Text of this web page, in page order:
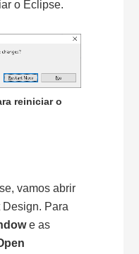
o Eclipse.
reiniciar o
vamos abrir
Para
e as